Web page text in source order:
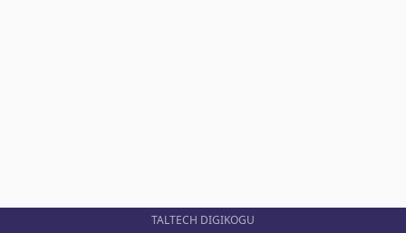
TALTECH DIGIKOGU